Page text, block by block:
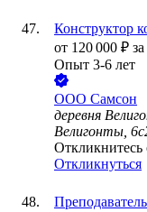
Конструктор
от 120 000 ₽
Опыт 3-6 лет
ООО Самсон
деревня
Велигонты,
Откликнитесь
Откликнуться